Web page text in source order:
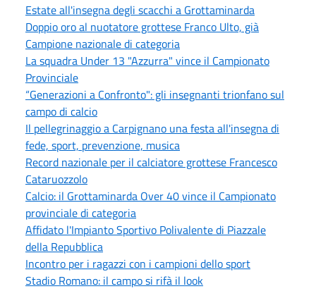
Estate all'insegna degli scacchi a Grottaminarda
Doppio oro al nuotatore grottese Franco Ulto, già
Campione nazionale di categoria
La squadra Under 13 "Azzurra" vince il Campionato
Provinciale
“Generazioni a Confronto": gli insegnanti trionfano sul
campo di calcio
Il pellegrinaggio a Carpignano una festa all'insegna di
fede, sport, prevenzione, musica
Record nazionale per il calciatore grottese Francesco
Cataruozzolo
Calcio: il Grottaminarda Over 40 vince il Campionato
provinciale di categoria
Affidato l'Impianto Sportivo Polivalente di Piazzale
della Repubblica
Incontro per i ragazzi con i campioni dello sport
Stadio Romano: il campo si rifà il look